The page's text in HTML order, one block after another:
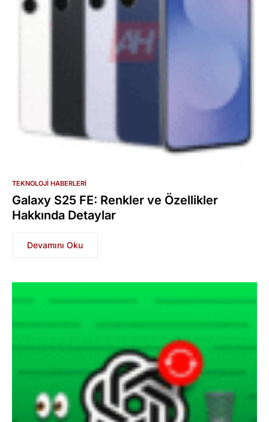
TEKNOLOJI HABERLERI
Galaxy S25 FE: Renkler ve Özellikler
Hakkında Detaylar
Devamını Oku